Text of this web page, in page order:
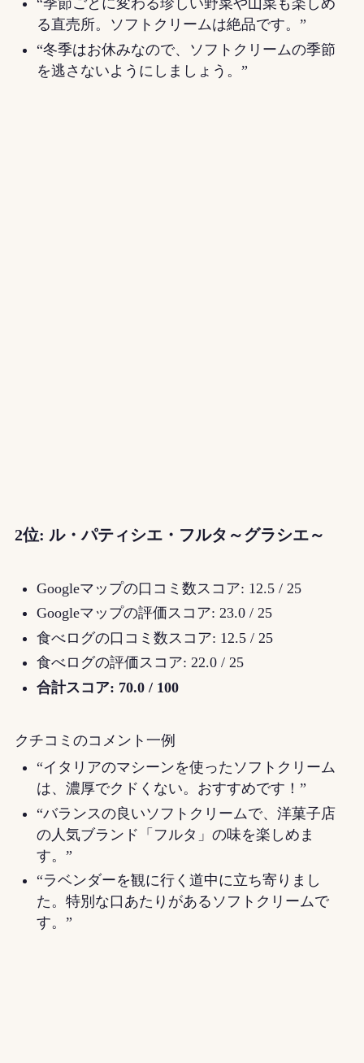
“季節ごとに変わる珍しい野菜や山菜も楽しめ
る直売所。ソフトクリームは絶品です。”
“冬季はお休みなので、ソフトクリームの季節
を逃さないようにしましょう。”
2位: ル・パティシエ・フルタ～グラシエ～
Googleマップの口コミ数スコア: 12.5 / 25
Googleマップの評価スコア: 23.0 / 25
食べログの口コミ数スコア: 12.5 / 25
食べログの評価スコア: 22.0 / 25
合計スコア: 70.0 / 100
クチコミのコメント一例
“イタリアのマシーンを使ったソフトクリーム
は、濃厚でクドくない。おすすめです！”
“バランスの良いソフトクリームで、洋菓子店
の人気ブランド「フルタ」の味を楽しめま
す。”
“ラベンダーを観に行く道中に立ち寄りまし
た。特別な口あたりがあるソフトクリームで
す。”